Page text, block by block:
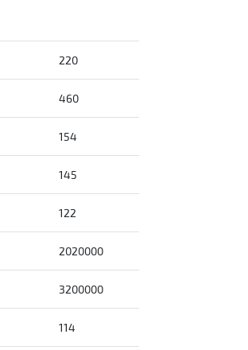
220
460
154
145
122
2020000
3200000
114